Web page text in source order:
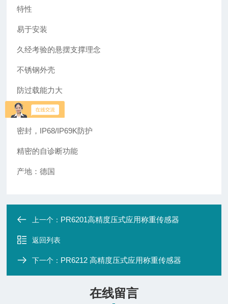
特性
易于安装
久经考验的悬摆支撑理念
不锈钢外壳
防过载能力大
防震动
密封，IP68/IP69K防护
精密的自诊断功能
产地：德国
上一个： PR6201高精度压式应用称重传感器
返回列表
下一个： PR6212 高精度压式应用称重传感器
在线留言